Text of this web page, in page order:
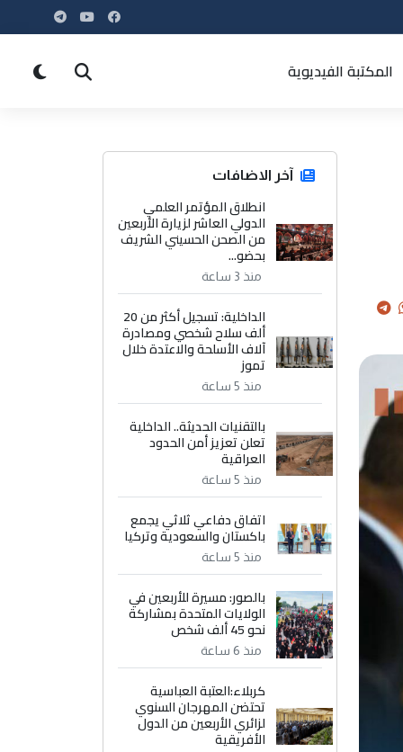
المكتبة الفيديوية
آخر الاضافات
انطلاق المؤتمر العلمي
الدولي العاشر لزيارة الأربعين
من الصحن الحسيني الشريف
بحضو...
منذ 3 ساعة
الداخلية: تسجيل أكثر من 20
ألف سلاح شخصي ومصادرة
آلاف الأسلحة والاعتدة خلال
تموز
منذ 5 ساعة
بالتقنيات الحديثة.. الداخلية
تعلن تعزيز أمن الحدود
العراقية
منذ 5 ساعة
اتفاق دفاعي ثلاثي يجمع
باكستان والسعودية وتركيا
منذ 5 ساعة
بالصور: مسيرة للأربعين في
الولايات المتحدة بمشاركة
نحو 45 ألف شخص
منذ 6 ساعة
كربلاء:العتبة العباسية
تحتضن المهرجان السنوي
لزائري الأربعين من الدول
الأفريقية